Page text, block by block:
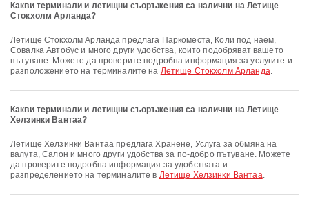
Какви терминали и летищни съоръжения са налични на Летище
Стокхолм Арланда?
Летище Стокхолм Арланда предлага Паркоместа, Коли под наем,
Совалка Автобус и много други удобства, които подобряват вашето
пътуване. Можете да проверите подробна информация за услугите и
разположението на терминалите на Летище Стокхолм Арланда.
Какви терминали и летищни съоръжения са налични на Летище
Хелзинки Вантаа?
Летище Хелзинки Вантаа предлага Хранене, Услуга за обмяна на
валута, Салон и много други удобства за по-добро пътуване. Можете
да проверите подробна информация за удобствата и
разпределението на терминалите в Летище Хелзинки Вантаа.